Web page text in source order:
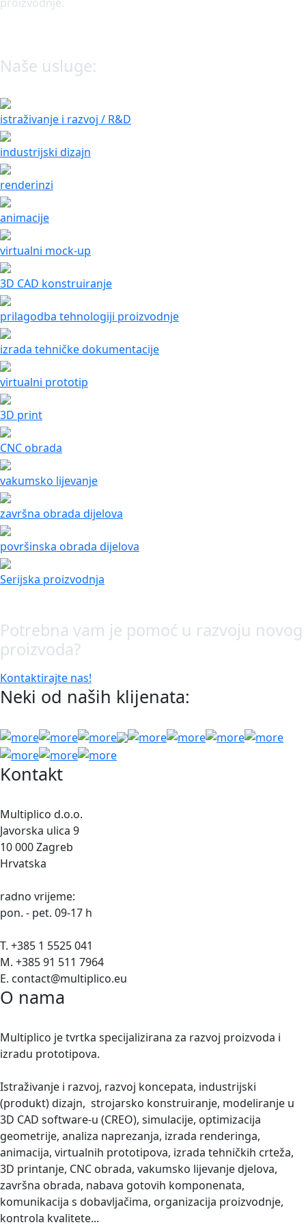
Naše usluge:
istraživanje i razvoj / R&D
industrijski dizajn
renderinzi
animacije
virtualni mock-up
3D CAD konstruiranje
prilagodba tehnologiji proizvodnje
izrada tehničke dokumentacije
virtualni prototip
3D print
CNC obrada
vakumsko lijevanje
završna obrada dijelova
površinska obrada dijelova
Serijska proizvodnja
Potrebna vam je pomoć u razvoju novog
proizvoda?
Kontaktirajte nas!
Neki od naših klijenata:
Kontakt
Multiplico d.o.o.
Javorska ulica 9
10 000 Zagreb
Hrvatska
radno vrijeme:
pon. - pet. 09-17 h
T. +385 1 5525 041
M. +385 91 511 7964
E. contact@multiplico.eu
O nama
Multiplico je tvrtka specijalizirana za razvoj proizvoda i
izradu prototipova.
Istraživanje i razvoj, razvoj koncepata, industrijski
(produkt) dizajn, strojarsko konstruiranje, modeliranje u
3D CAD software-u (CREO), simulacije, optimizacija
geometrije, analiza naprezanja, izrada renderinga,
animacija, virtualnih prototipova, izrada tehničkih crteža,
3D printanje, CNC obrada, vakumsko lijevanje djelova,
završna obrada, nabava gotovih komponenata,
komunikacija s dobavljačima, organizacija proizvodnje,
kontrola kvalitete...